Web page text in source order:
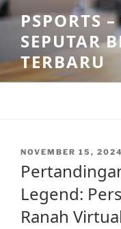
Skip
to
content
PSPORTS
SEPUTAR
TERBARU
POSTED
NOVEMBER 15, 2024
Legend:
Ranah